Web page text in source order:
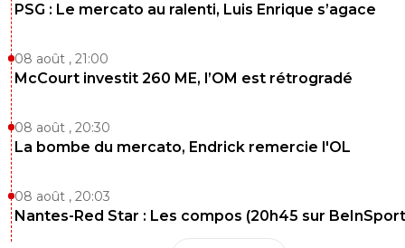
PSG : Le mercato au ralenti, Luis Enrique s’agace
08 août , 21:00
McCourt investit 260 ME, l’OM est rétrogradé
08 août , 20:30
La bombe du mercato, Endrick remercie l'OL
08 août , 20:03
Nantes-Red Star : Les compos (20h45 sur